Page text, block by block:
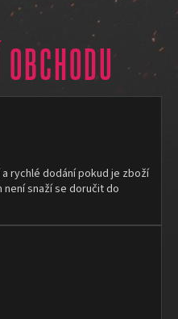
rychlé dodání pokud je zboží
snaží se doručit do